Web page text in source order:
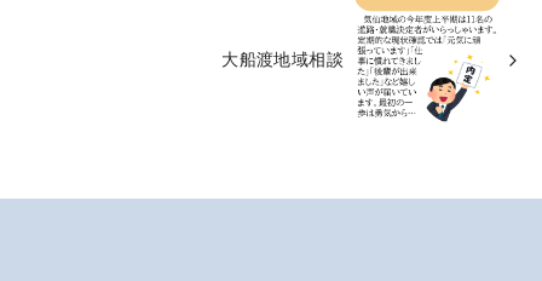
大船渡地域相談